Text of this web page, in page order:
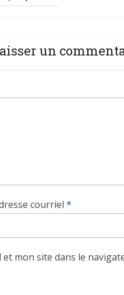
un
courriel *
mon site dans le